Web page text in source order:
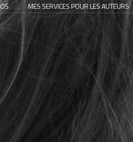
MES SERVICES POUR LES AUTEURS